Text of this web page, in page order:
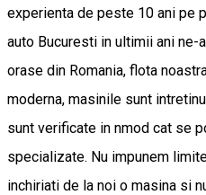
experienta de peste 10 ani pe
auto Bucuresti in ultimii ani
orase din Romania, flota
moderna, masinile sunt
sunt verificate in nmod cat se
specializate. Nu impunem
inchiriati de la noi o masina si